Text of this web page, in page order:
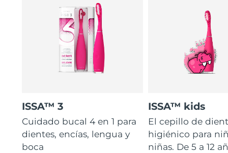
ISSA™ 3
Cuidado bucal 4 en 1 para
dientes, encías, lengua y
boca
ISSA™ kids
El cepillo de
higiénico para
niñas. De 5 a 12